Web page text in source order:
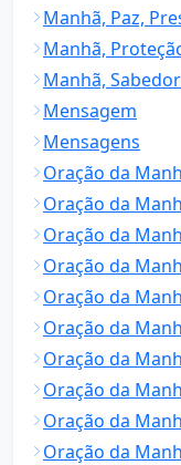
Manhã, Paz,
Manhã,
Manhã,
Mensagem
Mensagens
Oração da
Oração da
Oração da
Oração da
Oração da
Oração da
Oração da
Oração da
Oração da
Oração da